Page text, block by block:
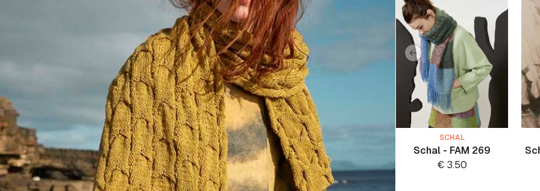
SCHAL
Schal - FAM 269
€3.50